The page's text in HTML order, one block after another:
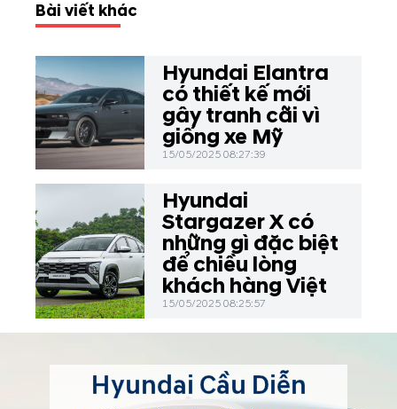
Bài viết khác
Hyundai Elantra
có thiết kế mới
gây tranh cãi vì
giống xe Mỹ
15/05/2025 08:27:39
Hyundai
Stargazer X có
những gì đặc biệt
để chiều lòng
khách hàng Việt
15/05/2025 08:25:57
Hyundai Cầu Diễn